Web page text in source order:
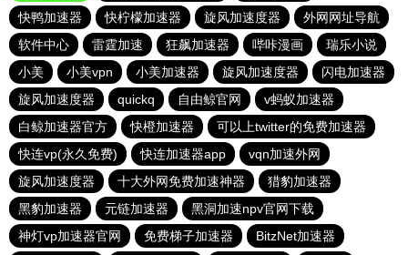
快鸭加速器
快柠檬加速器 旋风加速度器
外网网址导航
软件中心
雷霆加速 狂飙加速器 哔咔漫画
瑞乐小说
小美
小美vpn 小美加速器 旋风加速度器
闪电加速器
旋风加速度器
quickq 自由鲸官网
v蚂蚁加速器
白鲸加速器官方
快橙加速器
可以上twitter的免费加速器
快连vp(永久免费)
快连加速器app
vqn加速外网
旋风加速度器
十大外网免费加速神器
猎豹加速器
黑豹加速器
元链加速器
黑洞加速npv官网下载
神灯vp加速器官网
免费梯子加速器
BitzNet加速器